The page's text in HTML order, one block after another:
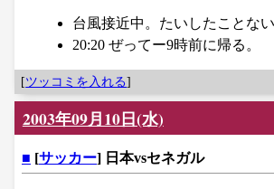
台風接近中。たいしたことない
20:20 ぜってー9時前に帰る。
[ツッコミを入れる]
2003年09月10日(水)
■ [サッカー] 日本vsセネガル